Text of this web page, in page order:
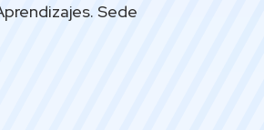
Sede